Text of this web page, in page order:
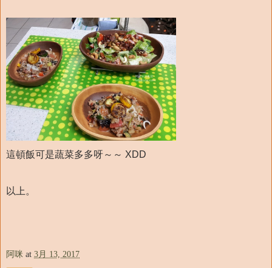
這頓飯可是蔬菜多多呀～～ XDD
以上。
阿咪 at 3月 13, 2017